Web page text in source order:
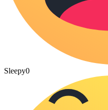
Sleepy0